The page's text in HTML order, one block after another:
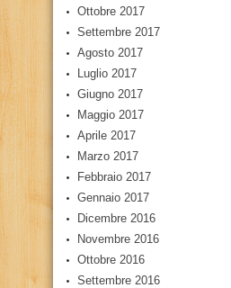
Ottobre 2017
Settembre 2017
Agosto 2017
Luglio 2017
Giugno 2017
Maggio 2017
Aprile 2017
Marzo 2017
Febbraio 2017
Gennaio 2017
Dicembre 2016
Novembre 2016
Ottobre 2016
Settembre 2016